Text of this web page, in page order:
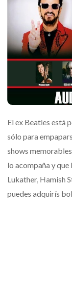
El ex Beatles está
sólo para
shows
lo acompaña y
Lukather, Hamish
puedes adquirís